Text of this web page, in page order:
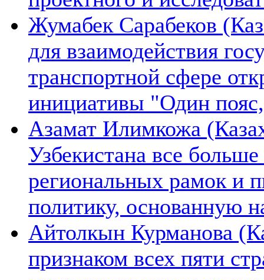
Жумабек Сарабеков
для взаимодействия
транспортной сфере
инициативы "Один
Азамат Илимкожа
Узбекистана все
региональных рамок и
политику, основанную
Айтолкын Курманова
признаком всех пяти